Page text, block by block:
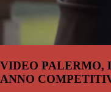
VIDEO PALERMO,
ANNO